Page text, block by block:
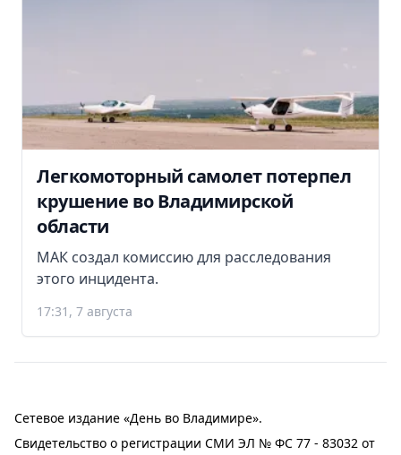
Легкомоторный самолет потерпел
крушение во Владимирской
области
МАК создал комиссию для расследования
этого инцидента.
17:31, 7 августа
Сетевое издание «День во Владимире».
Свидетельство о регистрации СМИ ЭЛ № ФС 77 - 83032 от